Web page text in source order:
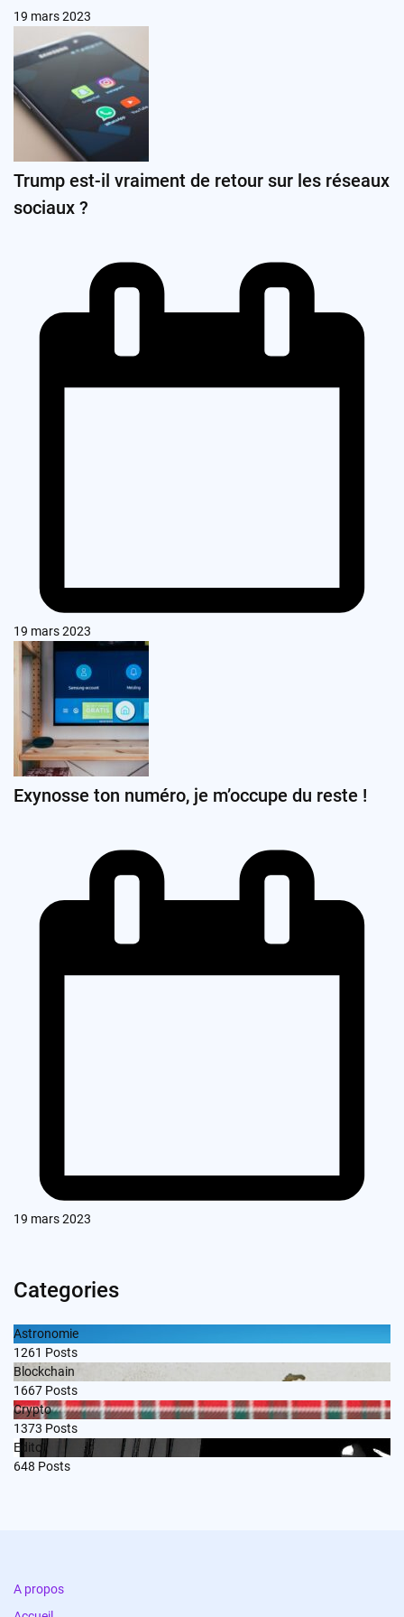
19 mars 2023
Trump est-il vraiment de retour sur les réseaux
sociaux ?
19 mars 2023
Exynosse ton numéro, je m’occupe du reste !
19 mars 2023
Categories
Astronomie
1261 Posts
Blockchain
1667 Posts
Crypto
1373 Posts
Edito
648 Posts
A propos